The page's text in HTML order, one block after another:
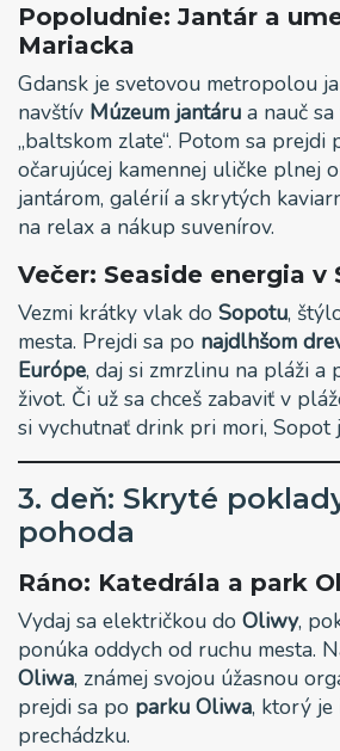
Popoludnie: Jantár a
Mariacka
Gdansk je svetovou metropolou
navštív Múzeum jantáru a nauč
„baltskom zlate“. Potom sa prejdi
očarujúcej kamennej uličke plnej
jantárom, galérií a skrytých
na relax a nákup suvenírov.
Večer: Seaside energia v
Vezmi krátky vlak do Sopotu,
mesta. Prejdi sa po najdlhšom
Európe, daj si zmrzlinu na pláži a
život. Či už sa chceš zabaviť v
si vychutnať drink pri mori, Sopot
3. deň: Skryté
pohoda
Ráno: Katedrála a park
Vydaj sa električkou do Oliwy,
ponúka oddych od ruchu mesta.
Oliwa, známej svojou úžasnou
prejdi sa po parku Oliwa, ktorý je
prechádzku.